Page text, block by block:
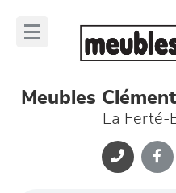
Meubles
La Ferté-